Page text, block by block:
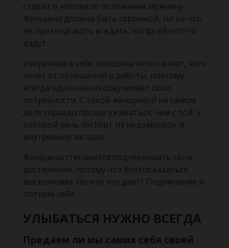
ставит в неловкое положение мужчину.
Женщина должна быть скромной, ни на что
не претендовать и ждать, когда ей что-то
дадут.
Уверенная в себе женщина четко знает, чего
хочет от отношений и работы, поэтому
всегда однозначно озвучивает свои
потребности. С такой женщиной на самом
деле гораздо проще уживаться, чем с той, у
которой речь состоит из недомолвок и
внутренних загадок.
Женщины стесняются подчеркивать свои
достижения, потому что боятся казаться
выскочками. Но что это дает? Подчинение и
потерю себя.
УЛЫБАТЬСЯ НУЖНО ВСЕГДА
Предаем ли мы самих себя своей